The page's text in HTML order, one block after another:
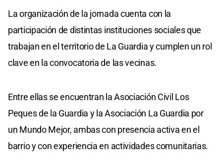
La organización de la jornada cuenta con la
participación de distintas instituciones sociales que
trabajan en el territorio de La Guardia y cumplen un rol
clave en la convocatoria de las vecinas.
Entre ellas se encuentran la Asociación Civil Los
Peques de la Guardia y la Asociación La Guardia por
un Mundo Mejor, ambas con presencia activa en el
barrio y con experiencia en actividades comunitarias.